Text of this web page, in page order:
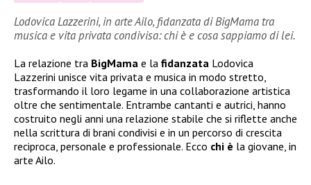
Lodovica Lazzerini, in arte Ailo, fidanzata di BigMama tra
musica e vita privata condivisa: chi è e cosa sappiamo di lei.
La relazione tra BigMama e la fidanzata Lodovica
Lazzerini unisce vita privata e musica in modo stretto,
trasformando il loro legame in una collaborazione artistica
oltre che sentimentale. Entrambe cantanti e autrici, hanno
costruito negli anni una relazione stabile che si riflette anche
nella scrittura di brani condivisi e in un percorso di crescita
reciproca, personale e professionale. Ecco chi è la giovane, in
arte Ailo.